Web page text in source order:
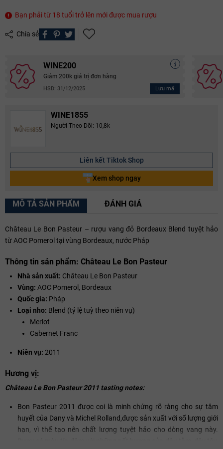
Bạn phải từ 18 tuổi trở lên mới được mua rượu
Chia sẻ
WINE200
Giảm 200k giá trị đơn hàng
HSD: 31/12/2025 Lưu mã
WINE1855
Người Theo Dõi: 10,8k
Liên kết Tiktok Shop
Xem shop ngay
MÔ TẢ SẢN PHẨM ĐÁNH GIÁ
Château Le Bon Pasteur – rượu vang đỏ Bordeaux Blend tuyệt hảo
từ AOC Pomerol tại vùng Bordeaux, nước Pháp
Thông tin sản phẩm: Château Le Bon Pasteur
Nhà sản xuất: Château Le Bon Pasteur
Vùng: AOC Pomerol, Bordeaux
Quốc gia: Pháp
Loại nho: Blend (tỷ lệ tuỳ theo niên vụ)
Merlot
Cabernet Franc
Niên vụ: 2011
Hương vị:
Château Le Bon Pasteur 2011 tasting notes:
Bon Pasteur 2011 được coi là minh chứng rõ ràng cho sự tâm
huyết của Dany và Michel Rolland,được sản xuất với số lượng giới
hạn, vì thế tạo nên chất lượng tuyệt hảo cho dòng vang này.